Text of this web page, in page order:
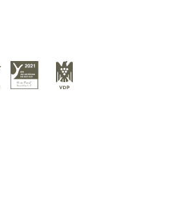
Vegan Slowfood